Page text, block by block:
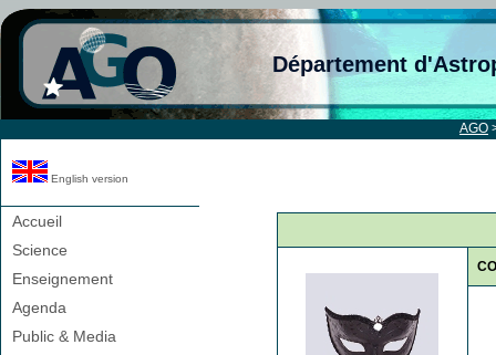
Département
AGO
English version
Accueil
Science
Enseignement
Agenda
Public & Media